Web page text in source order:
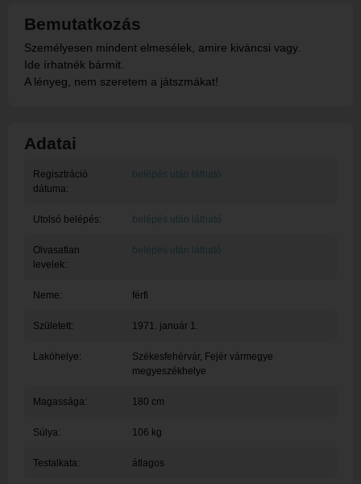
Bemutatkozás
Személyesen mindent elmesélek, amire kiváncsi vagy.
Ide írhatnék bármit.
A lényeg, nem szeretem a játszmákat!
Adatai
Regisztráció
dátuma:
belépés után látható
Utolsó belépés: belépés után látható
Olvasatlan
levelek:
belépés után látható
Neme: férfi
Született: 1971. január 1.
Lakóhelye: Székesfehérvár, Fejér vármegye
megyeszékhelye
Magassága: 180 cm
Súlya: 106 kg
Testalkata: átlagos